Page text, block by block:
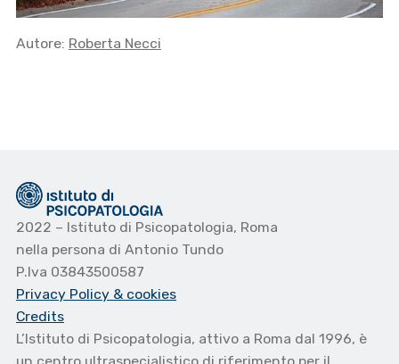
Autore: Roberta Necci
2022 – Istituto di Psicopatologia, Roma
nella persona di Antonio Tundo
P.Iva 03843500587
Privacy Policy & cookies
Credits
L’Istituto di Psicopatologia, attivo a Roma dal 1996, è